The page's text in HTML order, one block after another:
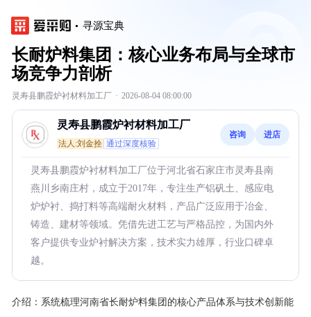
寻源宝典
长耐炉料集团：核心业务布局与全球市
场竞争力剖析
灵寿县鹏霞炉衬材料加工厂 · 2026-08-04 08:00:00
灵寿县鹏霞炉衬材料加工厂
法人:刘金拴 通过深度核验
咨询 进店
灵寿县鹏霞炉衬材料加工厂位于河北省石家庄市灵寿县南
燕川乡南庄村，成立于2017年，专注生产铝矾土、感应电
炉炉衬、捣打料等高端耐火材料，产品广泛应用于冶金、
铸造、建材等领域。凭借先进工艺与严格品控，为国内外
客户提供专业炉衬解决方案，技术实力雄厚，行业口碑卓
越。
介绍： 系统梳理河南省长耐炉料集团的核心产品体系与技术创新能